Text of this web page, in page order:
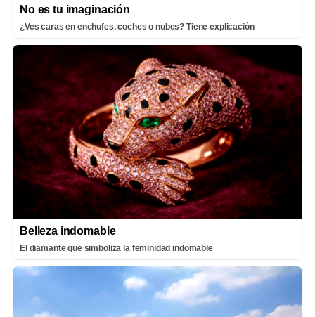
No es tu imaginación
¿Ves caras en enchufes, coches o nubes? Tiene explicación
Belleza indomable
El diamante que simboliza la feminidad indomable